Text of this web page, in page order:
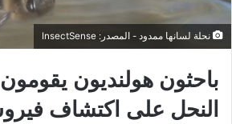
نحلة لسانها ممدود - المصدر: InsectSense
باحثون هولنديون
النحل على اكتشاف